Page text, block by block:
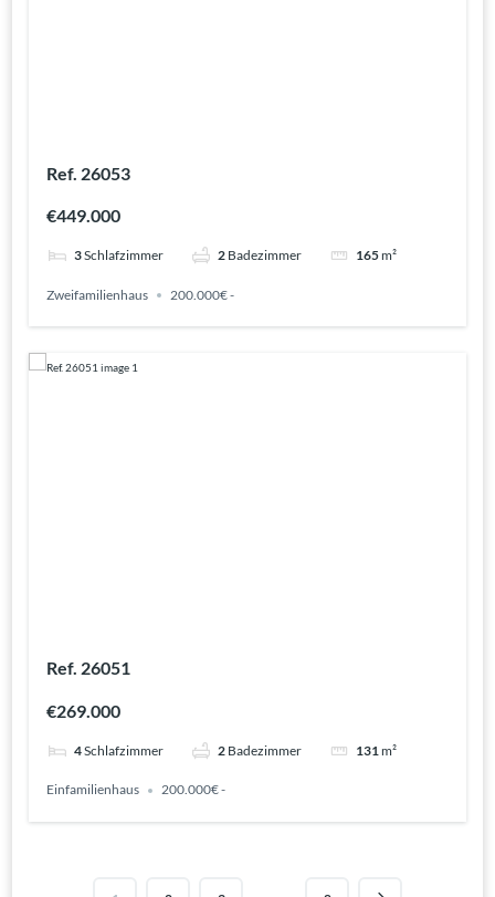
Ref. 26053
€449.000
3Schlafzimmer 2 Badezimmer 165m²
Zweifamilienhaus 200.000€ -
Ref. 26051
€269.000
4Schlafzimmer 2 Badezimmer 131m²
Einfamilienhaus 200.000€ -